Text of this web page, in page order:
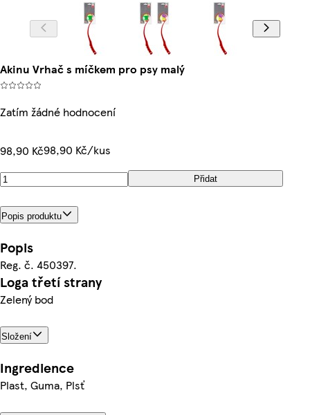
Akinu Vrhač s míčkem pro psy malý
Zatím žádné hodnocení
98,90 Kč98,90 Kč/kus
Přidat
Popis produktu
Popis
Reg. č. 450397.
Loga třetí strany
Zelený bod
Složení
Ingredience
Plast, Guma, Plsť